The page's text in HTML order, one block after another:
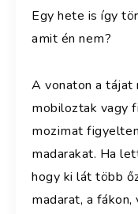
Egy hete is így
amit én nem?
A vonaton a tájat
mobiloztak vagy
mozimat
madarakat. Ha
hogy ki lát több
madarat, a